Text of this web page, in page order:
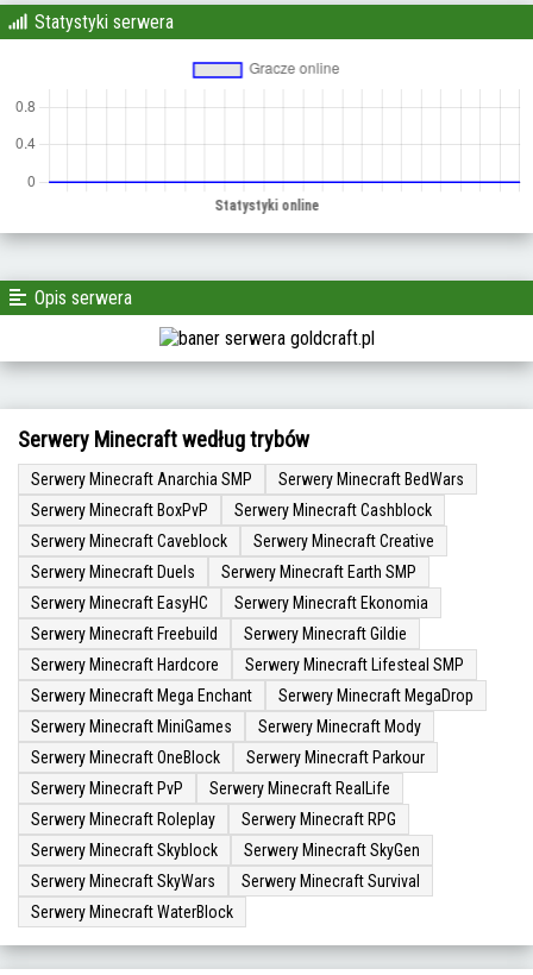
Statystyki serwera
Opis serwera
Serwery Minecraft według trybów
Serwery Minecraft Anarchia SMP
Serwery Minecraft BedWars
Serwery Minecraft BoxPvP
Serwery Minecraft Cashblock
Serwery Minecraft Caveblock
Serwery Minecraft Creative
Serwery Minecraft Duels
Serwery Minecraft Earth SMP
Serwery Minecraft EasyHC
Serwery Minecraft Ekonomia
Serwery Minecraft Freebuild
Serwery Minecraft Gildie
Serwery Minecraft Hardcore
Serwery Minecraft Lifesteal SMP
Serwery Minecraft Mega Enchant
Serwery Minecraft MegaDrop
Serwery Minecraft MiniGames
Serwery Minecraft Mody
Serwery Minecraft OneBlock
Serwery Minecraft Parkour
Serwery Minecraft PvP
Serwery Minecraft RealLife
Serwery Minecraft Roleplay
Serwery Minecraft RPG
Serwery Minecraft Skyblock
Serwery Minecraft SkyGen
Serwery Minecraft SkyWars
Serwery Minecraft Survival
Serwery Minecraft WaterBlock